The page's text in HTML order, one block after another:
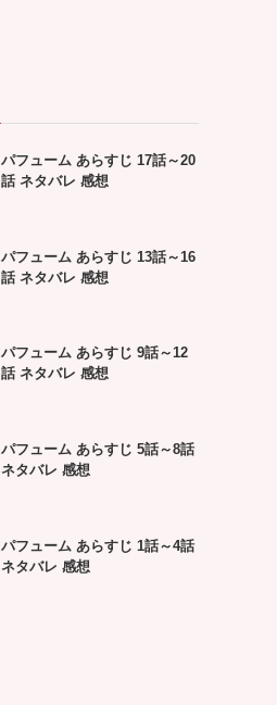
パフューム あらすじ 17話～20
話 ネタバレ 感想
パフューム あらすじ 13話～16
話 ネタバレ 感想
パフューム あらすじ 9話～12
話 ネタバレ 感想
パフューム あらすじ 5話～8話
ネタバレ 感想
パフューム あらすじ 1話～4話
ネタバレ 感想